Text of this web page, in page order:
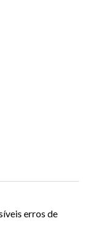
erros de